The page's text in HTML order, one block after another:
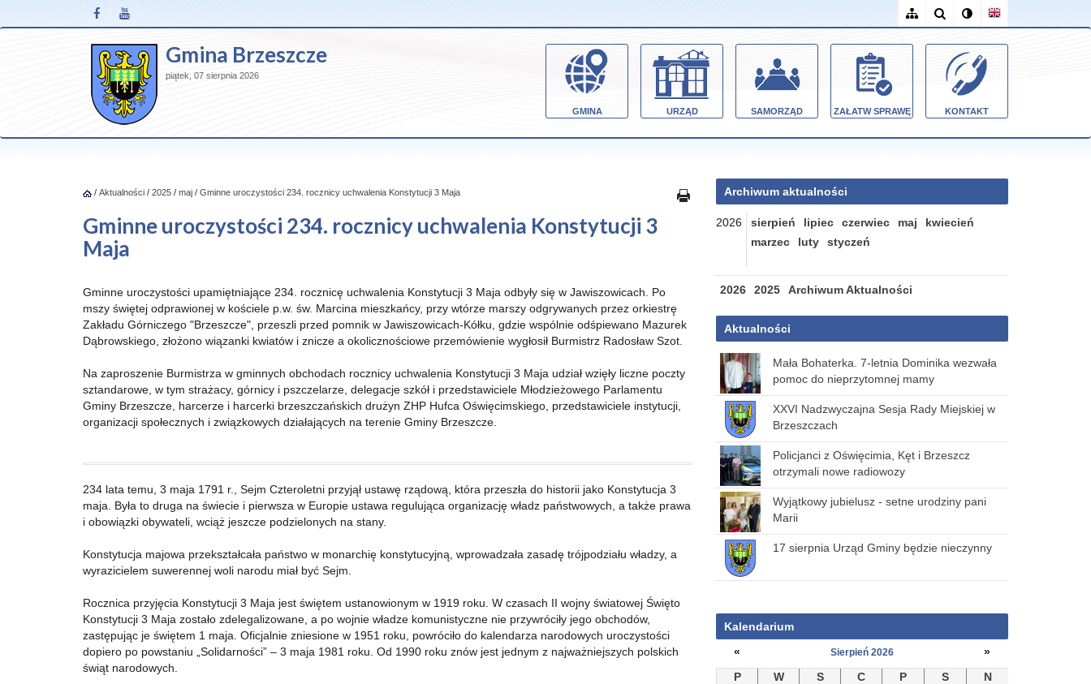
Gmina Brzeszcze
piątek, 07 sierpnia 2026
GMINA URZĄD SAMORZĄD ZAŁATW SPRAWĘ KONTAKT
/ Aktualności / 2025 / maj / Gminne uroczystości 234. rocznicy uchwalenia Konstytucji 3 Maja
Gminne uroczystości 234. rocznicy uchwalenia Konstytucji 3
Maja
Gminne uroczystości upamiętniające 234. rocznicę uchwalenia Konstytucji 3 Maja odbyły się w Jawiszowicach. Po
mszy świętej odprawionej w kościele p.w. św. Marcina mieszkańcy, przy wtórze marszy odgrywanych przez orkiestrę
Zakładu Górniczego "Brzeszcze", przeszli przed pomnik w Jawiszowicach-Kółku, gdzie wspólnie odśpiewano Mazurek
Dąbrowskiego, złożono wiązanki kwiatów i znicze a okolicznościowe przemówienie wygłosił Burmistrz Radosław Szot.
Na zaproszenie Burmistrza w gminnych obchodach rocznicy uchwalenia Konstytucji 3 Maja udział wzięły liczne poczty
sztandarowe, w tym strażacy, górnicy i pszczelarze, delegacje szkół i przedstawiciele Młodzieżowego Parlamentu
Gminy Brzeszcze, harcerze i harcerki brzeszczańskich drużyn ZHP Hufca Oświęcimskiego, przedstawiciele instytucji,
organizacji społecznych i związkowych działających na terenie Gminy Brzeszcze.
234 lata temu, 3 maja 1791 r., Sejm Czteroletni przyjął ustawę rządową, która przeszła do historii jako Konstytucja 3
maja. Była to druga na świecie i pierwsza w Europie ustawa regulująca organizację władz państwowych, a także prawa
i obowiązki obywateli, wciąż jeszcze podzielonych na stany.
Konstytucja majowa przekształcała państwo w monarchię konstytucyjną, wprowadzała zasadę trójpodziału władzy, a
wyrazicielem suwerennej woli narodu miał być Sejm.
Rocznica przyjęcia Konstytucji 3 Maja jest świętem ustanowionym w 1919 roku. W czasach II wojny światowej Święto
Konstytucji 3 Maja zostało zdelegalizowane, a po wojnie władze komunistyczne nie przywróciły jego obchodów,
zastępując je świętem 1 maja. Oficjalnie zniesione w 1951 roku, powróciło do kalendarza narodowych uroczystości
dopiero po powstaniu „Solidarności” – 3 maja 1981 roku. Od 1990 roku znów jest jednym z najważniejszych polskich
świąt narodowych.
Archiwum aktualności
2026 sierpień lipiec czerwiec maj
kwiecień
marzec
luty styczeń
2026 2025 Archiwum Aktualności
Aktualności
Mała Bohaterka. 7-letnia Dominika wezwała
pomoc do nieprzytomnej mamy
XXVI Nadzwyczajna Sesja Rady Miejskiej w
Brzeszczach
Policjanci z Oświęcimia, Kęt i Brzeszcz
otrzymali nowe radiowozy
Wyjątkowy jubielusz - setne urodziny pani
Marii
17 sierpnia Urząd Gminy będzie nieczynny
Kalendarium
«
Sierpień 2026
»
P
W S C P S
N